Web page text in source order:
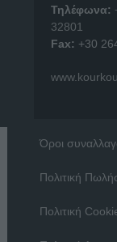
Τηλέφωνα:
32801
Fax: +30
Όροι
Πολιτική
Πολιτική